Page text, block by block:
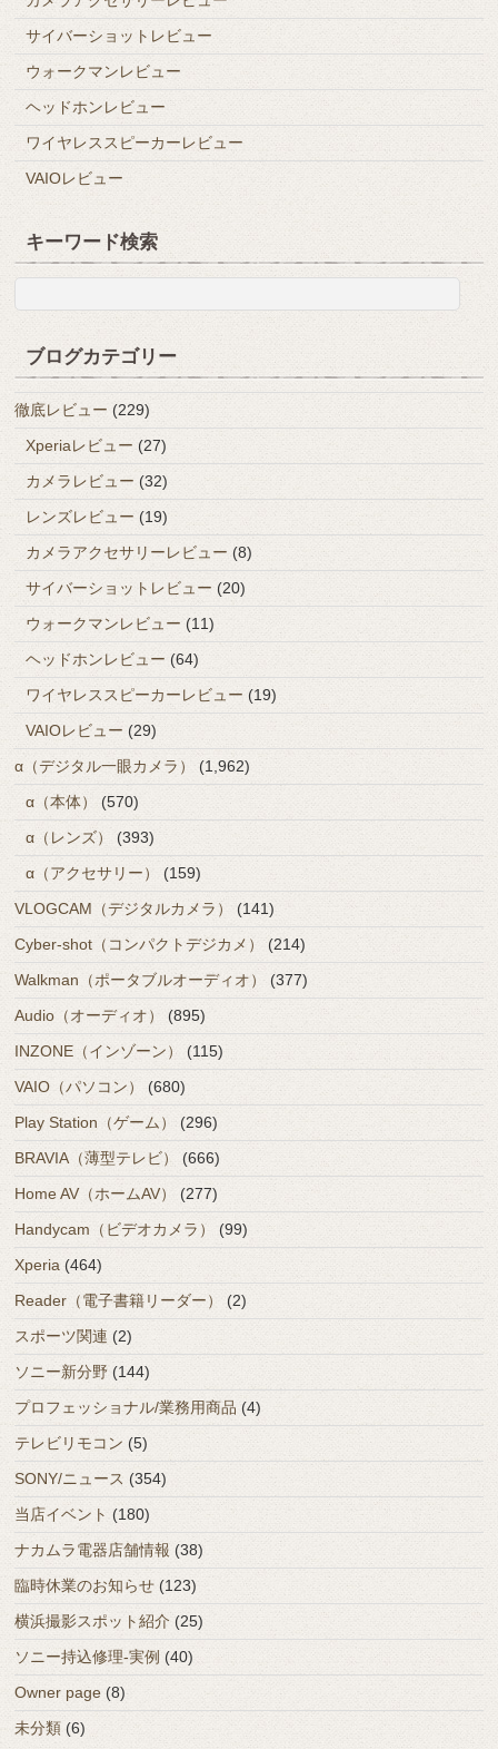
サイバーショットレビュー
ウォークマンレビュー
ヘッドホンレビュー
ワイヤレススピーカーレビュー
VAIOレビュー
キーワード検索
ブログカテゴリー
徹底レビュー (229)
Xperiaレビュー (27)
カメラレビュー (32)
レンズレビュー (19)
カメラアクセサリーレビュー (8)
サイバーショットレビュー (20)
ウォークマンレビュー (11)
ヘッドホンレビュー (64)
ワイヤレススピーカーレビュー (19)
VAIOレビュー (29)
α（デジタル一眼カメラ）
(1,962)
α（本体）
(570)
α（レンズ）
(393)
α（アクセサリー）
(159)
VLOGCAM（デジタルカメラ）
(141)
Cyber-shot（コンパクトデジカメ）
(214)
Walkman（ポータブルオーディオ）
(377)
Audio（オーディオ）
(895)
INZONE（インゾーン）
(115)
VAIO（パソコン）
(680)
Play Station（ゲーム）
(296)
BRAVIA（薄型テレビ）
(666)
Home AV（ホームAV）
(277)
Handycam（ビデオカメラ）
(99)
Xperia (464)
Reader（電子書籍リーダー）
(2)
スポーツ関連 (2)
ソニー新分野 (144)
プロフェッショナル/業務用商品 (4)
テレビリモコン (5)
SONY/ニュース (354)
当店イベント (180)
ナカムラ電器店舗情報 (38)
臨時休業のお知らせ (123)
横浜撮影スポット紹介 (25)
ソニー持込修理-実例 (40)
Owner page (8)
未分類 (6)